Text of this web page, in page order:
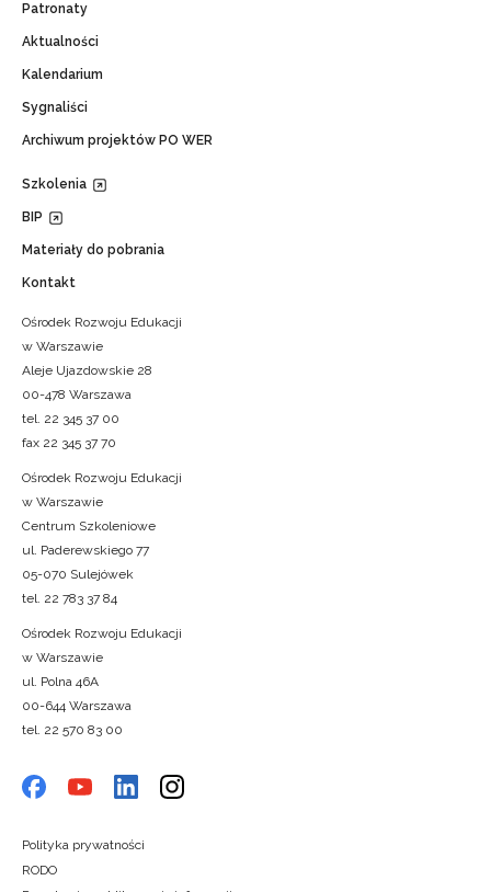
Patronaty
Aktualności
Kalendarium
Sygnaliści
Archiwum projektów PO WER
Szkolenia
BIP
Materiały do pobrania
Kontakt
Ośrodek Rozwoju Edukacji
w Warszawie
Aleje Ujazdowskie 28
00-478 Warszawa
tel. 22 345 37 00
fax 22 345 37 70
Ośrodek Rozwoju Edukacji
w Warszawie
Centrum Szkoleniowe
ul. Paderewskiego 77
05-070 Sulejówek
tel. 22 783 37 84
Ośrodek Rozwoju Edukacji
w Warszawie
ul. Polna 46A
00-644 Warszawa
tel. 22 570 83 00
Polityka prywatności
RODO